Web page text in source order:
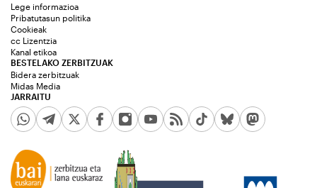
JARRAITU
Lege informazioa
Pribatutasun politika
Cookieak
cc Lizentzia
Kanal etikoa
BESTELAKO ZERBITZUAK
Bidera zerbitzuak
Midas Media